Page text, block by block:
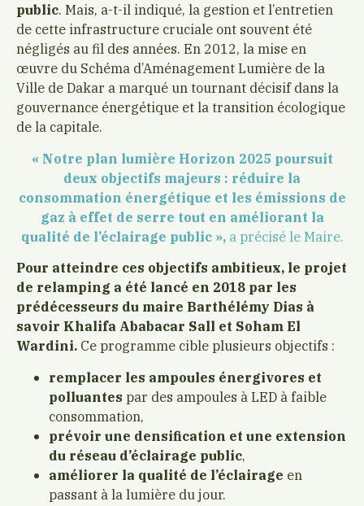
public. Mais, a-t-il indiqué, la gestion et l’entretien
de cette infrastructure cruciale ont souvent été
négligés au fil des années. En 2012, la mise en
œuvre du Schéma d’Aménagement Lumière de la
Ville de Dakar a marqué un tournant décisif dans la
gouvernance énergétique et la transition écologique
de la capitale.
« Notre plan lumière Horizon 2025 poursuit
deux objectifs majeurs : réduire la
consommation énergétique et les émissions de
gaz à effet de serre tout en améliorant la
qualité de l’éclairage public », a précisé le Maire.
Pour atteindre ces objectifs ambitieux, le projet
de relamping a été lancé en 2018 par les
prédécesseurs du maire Barthélémy Dias à
savoir Khalifa Ababacar Sall et Soham El
Wardini. Ce programme cible plusieurs objectifs :
remplacer les ampoules énergivores et
polluantes par des ampoules à LED à faible
consommation,
prévoir une densification et une extension
du réseau d’éclairage public,
améliorer la qualité de l’éclairage en
passant à la lumière du jour.